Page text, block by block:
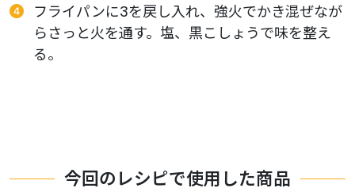
フライパンに3を戻し入れ、強火でかき混ぜなが
らさっと火を通す。塩、黒こしょうで味を整え
る。
今回のレシピで使用した商品